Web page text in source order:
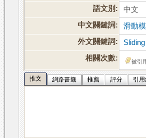
語文別:
中文
中文關鍵詞:
滑動
外文關鍵詞:
相關次數:
被引
推文 網路書籤 推薦 評分 引